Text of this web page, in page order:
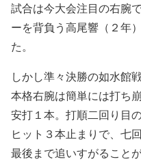
試合は今大会注目の右腕
ーを背負う高尾響（２年
た。
しかし準々決勝の如水館
本格右腕は簡単には打ち
安打１本。打順二回り目
ヒット３本止まりで、七
最後まで追いすがること